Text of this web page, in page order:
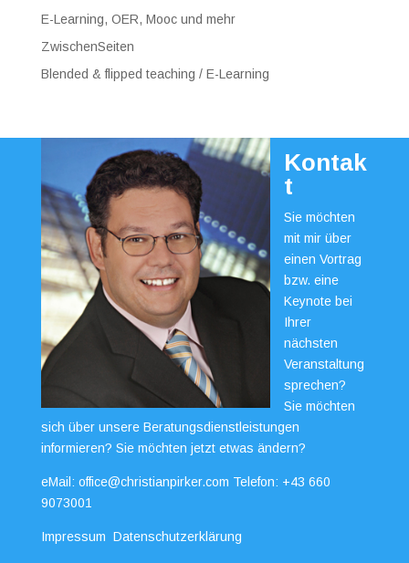
E-Learning, OER, Mooc und mehr
ZwischenSeiten
Blended & flipped teaching / E-Learning
Kontak
t
Sie möchten
mit mir über
einen Vortrag
bzw. eine
Keynote bei
Ihrer
nächsten
Veranstaltung
sprechen?
Sie möchten
sich über unsere Beratungsdienstleistungen
informieren? Sie möchten jetzt etwas ändern?
eMail: office@christianpirker.com Telefon: +43 660
9073001
Impressum Datenschutzerklärung